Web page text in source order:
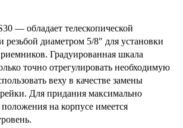
— обладает телескопической
резьбой диаметром 5/8″ для установки
Градуированная шкала
точно отрегулировать необходимую
веху в качестве замены
рейки. Для придания максимально
на корпусе имеется